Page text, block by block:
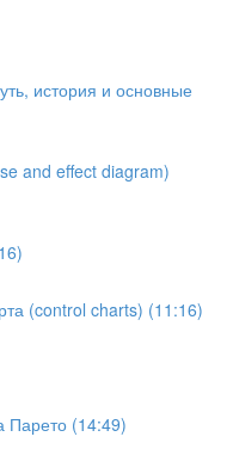
история и основные
and effect diagram)
(control charts) (11:16)
Парето (14:49)